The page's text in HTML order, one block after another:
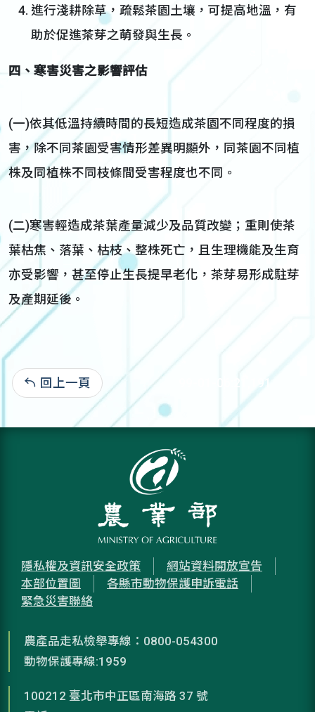
進行淺耕除草，疏鬆茶園土壤，可提高地溫，有
助於促進茶芽之萌發與生長。
四、寒害災害之影響評估
(一)依其低溫持續時間的長短造成茶園不同程度的損
害，除不同茶園受害情形差異明顯外，同茶園不同植
株及同植株不同枝條間受害程度也不同。
(二)寒害輕造成茶葉產量減少及品質改變；重則使茶
葉枯焦、落葉、枯枝、整株死亡，且生理機能及生育
亦受影響，甚至停止生長提早老化，茶芽易形成駐芽
及產期延後。
回上一頁 99-01-06:21,191
隱私權及資訊安全政策
網站資料開放宣告
本部位置圖
各縣市動物保護申訴電話
緊急災害聯絡
農產品走私檢舉專線：0800-054300
動物保護專線:1959
100212 臺北市中正區南海路 37 號